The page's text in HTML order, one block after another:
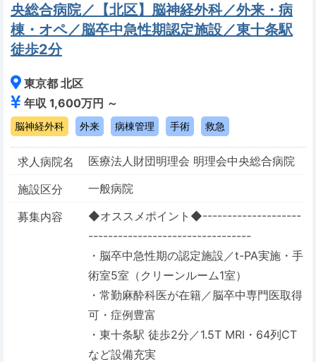
央総合病院／【北区】脳神経外科／外来・病
棟・オペ／脳卒中急性期認定施設／東十条駅
徒歩2分
東京都 北区
年収 1,600万円 ～
脳神経外科 外来 病棟管理 手術 救急
求人病院名
医療法人財団明理会 明理会中央総合病院
施設区分
一般病院
募集内容
◆オススメポイント◆--------------------
---------------------------------
・脳卒中急性期の認定施設／t-PA実施・手
術室5室（クリーンルーム1室）
・常勤麻酔科医が在籍／脳卒中専門医取得
可・症例豊富
・東十条駅 徒歩2分／1.5T MRI・64列CT
など設備充実